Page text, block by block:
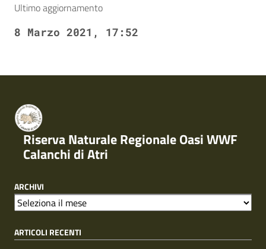
Ultimo aggiornamento
8 Marzo 2021, 17:52
Riserva Naturale Regionale Oasi WWF
Calanchi di Atri
ARCHIVI
A
c
ARTICOLI RECENTI